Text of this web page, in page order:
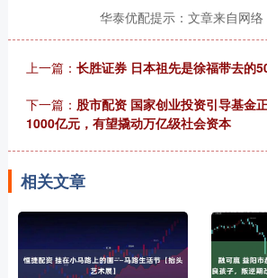
华泰优配提示：文章来自网络
上一篇： 长胜证券 日本祖先是徐福带去的
下一篇： 股市配资 国家创业投资引导基金
1000亿元，有望撬动万亿级社会资本
相关文章